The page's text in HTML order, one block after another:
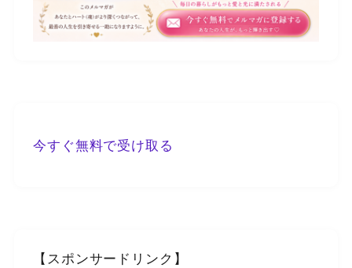
今すぐ無料で受け取る
【スポンサードリンク】